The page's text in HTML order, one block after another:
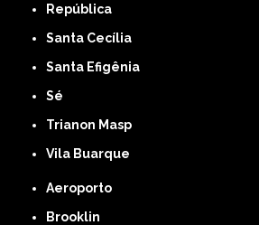
República
Santa Cecília
Santa Efigênia
Sé
Trianon Masp
Vila Buarque
Aeroporto
Brooklin